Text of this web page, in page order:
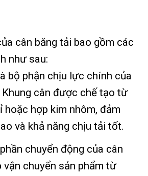
cân băng tải bao gồm các
như sau:
bộ phận chịu lực chính của
Khung cân được chế tạo từ
hoặc hợp kim nhôm, đảm
và khả năng chịu tải tốt.
chuyển động của cân
vận chuyển sản phẩm từ